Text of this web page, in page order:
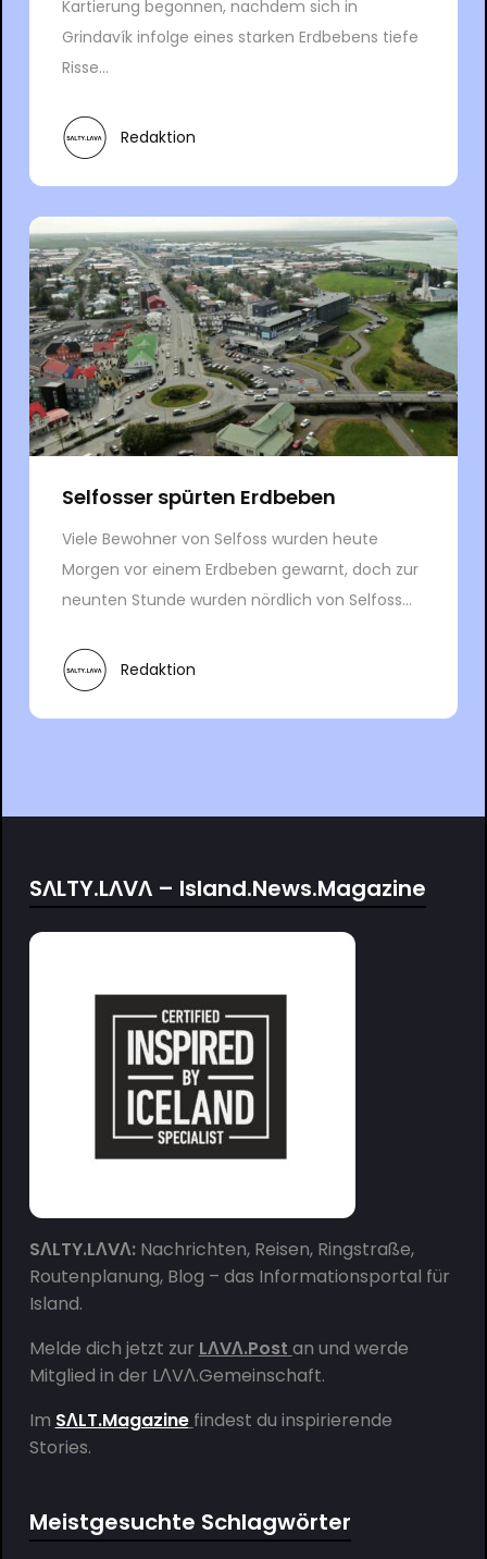
Kartierung begonnen, nachdem sich in
Grindavík infolge eines starken Erdbebens tiefe
Risse...
Redaktion
Selfosser spürten Erdbeben
Viele Bewohner von Selfoss wurden heute
Morgen vor einem Erdbeben gewarnt, doch zur
neunten Stunde wurden nördlich von Selfoss...
Redaktion
SΛLTY.LΛVΛ – Island.News.Magazine
SΛLTY.LΛVΛ:Nachrichten, Reisen, Ringstraße,
Routenplanung, Blog – das Informationsportal für
Island.
Melde dich jetzt zur LΛVΛ.Post an und werde
Mitglied in der LΛVΛ.Gemeinschaft.
Im SΛLT.Magazine findest du inspirierende
Stories.
Meistgesuchte Schlagwörter